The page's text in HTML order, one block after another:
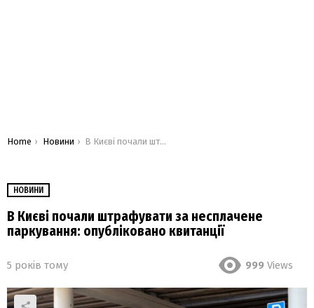
You are here:
Home Новини В Києві почали штрафувати за несплачене паркування: опубліковано квитанції
НОВИНИ
В Києві почали штрафувати за несплачене
паркування: опубліковано квитанції
5 років тому 999 Views